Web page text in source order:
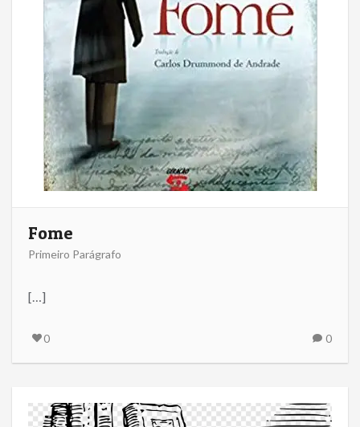
Fome
Primeiro Parágrafo
[…]
0 0